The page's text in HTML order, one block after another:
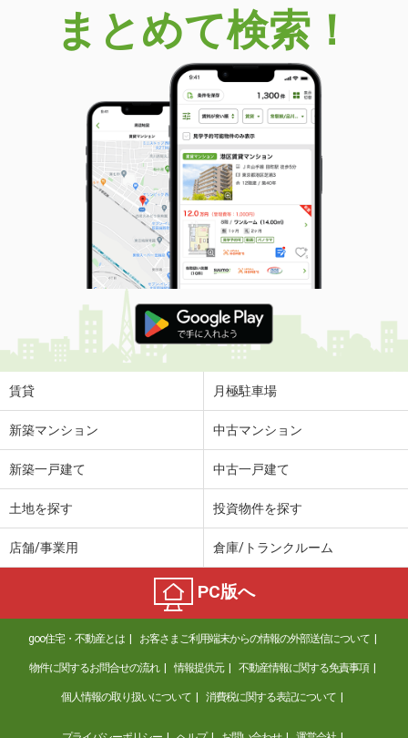
高知県高知市若草町
価 格
3.20万円
高知県高知市若草町
21.6m²
間取り
2K
高知県高知市南宝永町
価 格
6.20万円
住 所
高知県高知市南宝永町
専有面積 42.2m²
間取り
1LDK
高知県高知市若草町
価 格
5万円
住 所
高知県高知市若草町
専有面積
高知県高知市百石町３
3.80万円
高知県高知市百石町３
3.80万円
住 所
高知県高知市百石町３
専有面積 19.87m²
間取り
1K
高知県高知市北久保
まとめて検索！
賃貸 月極駐車場
新築マンション 中古マンション
新築一戸建て 中古一戸建て
土地を探す 投資物件を探す
店舗/事業用 倉庫/トランクルーム
PC版へ
goo住宅・不動産とは お客さまご利用端末からの情報の外部送信について
物件に関するお問合せの流れ 情報提供元 不動産情報に関する免責事項
個人情報の取り扱いについて 消費税に関する表記について